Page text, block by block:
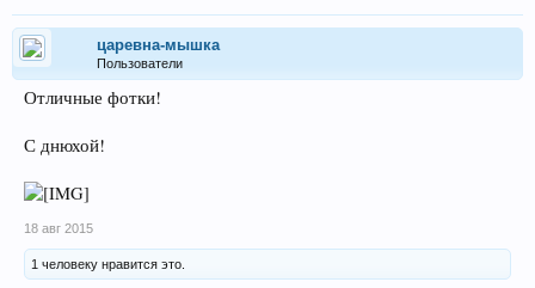
царевна-мышка
Пользователи
Отличные фотки!
С днюхой!
18 авг 2015
1 человеку нравится это.